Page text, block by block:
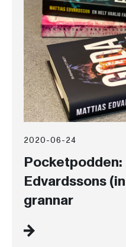
2020-06-24
Edvardssons
grannar